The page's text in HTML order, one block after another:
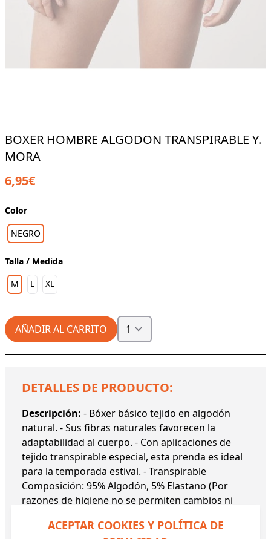
BOXER HOMBRE ALGODON TRANSPIRABLE Y.
MORA
6,95€
Color
NEGRO
Talla / Medida
M
L XL
AÑADIR AL CARRITO
DETALLES DE PRODUCTO:
Descripción: - Bóxer básico tejido en algodón
natural. - Sus fibras naturales favorecen la
adaptabilidad al cuerpo. - Con aplicaciones de
tejido transpirable especial, esta prenda es ideal
para la temporada estival. - Transpirable
Composición: 95% Algodón, 5% Elastano (Por
razones de higiene no se permiten cambios ni
Referencia:20155 YM
ACEPTAR COOKIES Y POLÍTICA DE